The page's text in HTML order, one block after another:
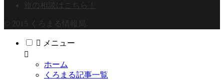
旅の相談はこちら！
© 2015 くろまる情報局.
メニュー
ホーム
くろまる記事一覧